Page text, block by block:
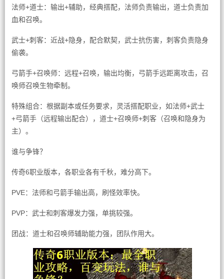
法师+道士：输出+辅助，经典搭配，法师负责输出，道士负责加
血和召唤。
武士+刺客：近战+隐身，配合默契，武士抗伤害，刺客负责隐身
偷袭。
弓箭手+召唤师：远程+召唤，输出均衡，弓箭手远距离攻击，召
唤师召唤生物牵制。
特殊组合：根据副本或任务要求，灵活搭配职业，如法师+武士
+弓箭手（远程输出配合），道士+召唤师+刺客（召唤和隐身为
主）。
谁与争锋？
传奇6职业版本，各职业各有千秋，难分高下。
PVE：法师和弓箭手输出高，刷怪效率快。
PVP：武士和刺客爆发力强，单挑较强。
团战：道士和召唤师辅助能力强，团队作用大。